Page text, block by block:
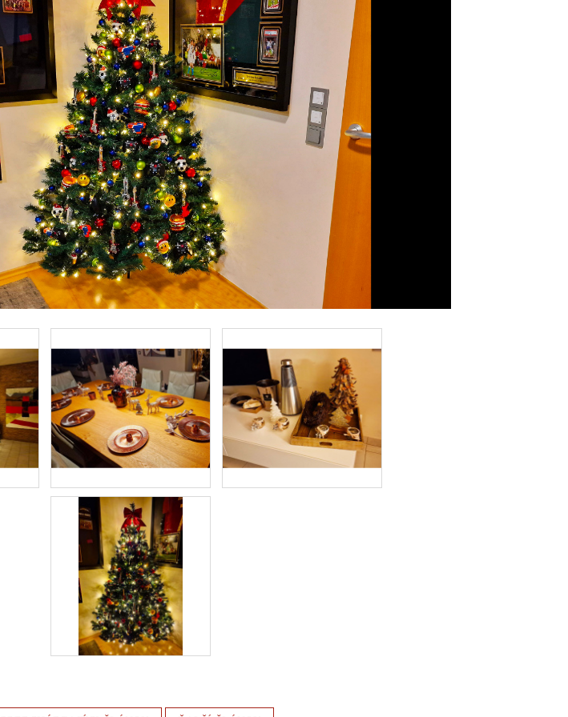
ZĽAVA 10 %
Prihláste sa k odberu a
získajte10 % zľavuna
Váš prvý nákup.